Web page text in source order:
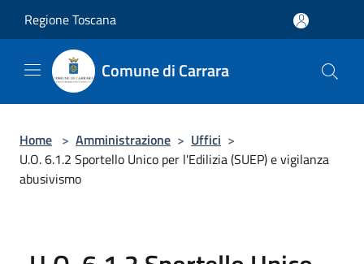
Regione Toscana
Comune di Carrara
Home > Amministrazione > Uffici >
U.O. 6.1.2 Sportello Unico per l'Edilizia (SUEP) e vigilanza
abusivismo